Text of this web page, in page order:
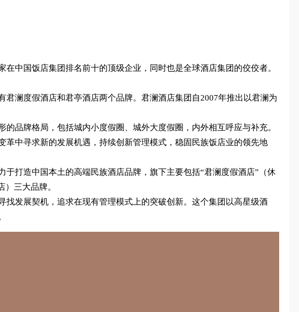
中国饭店集团排名前十的顶级企业，同时也是全球酒店集团的佼佼者。
澜度假酒店和君亭酒店两个品牌。君澜酒店集团自2007年推出以君澜为
品牌格局，包括城内小度假圈、城外大度假圈，内外相互呼应与补充。
中寻求新的发展机遇，持续创新管理模式，稳固民族饭店业的领先地
打造中国本土的高端民族酒店品牌，旗下主要包括“君澜度假酒店”（休
三大品牌。
发展契机，追求在现有管理模式上的突破创新。这个集团以高星级酒